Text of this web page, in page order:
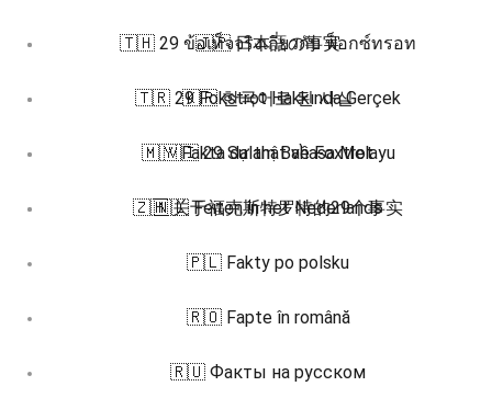
🇹🇭 29 ข้อเท็จจริงเกี่ยวกับ ฟ็อกซ์ทรอท
🇹🇷 29 Fokstrot Hakkında Gerçek
🇻🇮 29 Sự thật về Foxtrot
🇿🇭 关于福克斯特罗特的29个事实
🇯🇵 日本語の事実
🇰🇷 한국어로 된 사실
🇲🇾 Fakta dalam Bahasa Melayu
🇳🇱 Feiten in het Nederlands
🇵🇱 Fakty po polsku
🇷🇴 Fapte în română
🇷🇺 Факты на русском